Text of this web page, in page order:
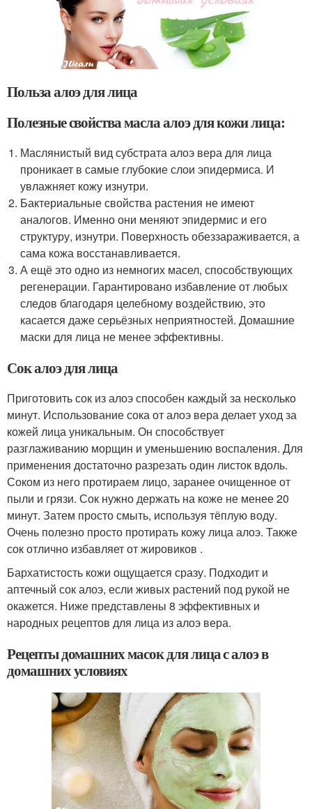
Польза алоэ для лица
Полезные свойства масла алоэ для кожи лица:
Маслянистый вид субстрата алоэ вера для лица
проникает в самые глубокие слои эпидермиса. И
увлажняет кожу изнутри.
Бактериальные свойства растения не имеют
аналогов. Именно они меняют эпидермис и его
структуру, изнутри. Поверхность обеззараживается, а
сама кожа восстанавливается.
А ещё это одно из немногих масел, способствующих
регенерации. Гарантировано избавление от любых
следов благодаря целебному воздействию, это
касается даже серьёзных неприятностей. Домашние
маски для лица не менее эффективны.
Сок алоэ для лица
Приготовить сок из алоэ способен каждый за несколько
минут. Использование сока от алоэ вера делает уход за
кожей лица уникальным. Он способствует
разглаживанию морщин и уменьшению воспаления. Для
применения достаточно разрезать один листок вдоль.
Соком из него протираем лицо, заранее очищенное от
пыли и грязи. Сок нужно держать на коже не менее 20
минут. Затем просто смыть, используя тёплую воду.
Очень полезно просто протирать кожу лица алоэ. Также
сок отлично избавляет от жировиков .
Бархатистость кожи ощущается сразу. Подходит и
аптечный сок алоэ, если живых растений под рукой не
окажется. Ниже представлены 8 эффективных и
народных рецептов для лица из алоэ вера.
Рецепты домашних масок для лица с алоэ в
домашних условиях